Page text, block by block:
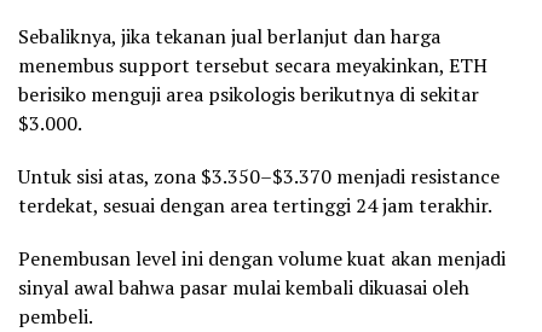
Sebaliknya, jika tekanan jual berlanjut dan harga
menembus support tersebut secara meyakinkan, ETH
berisiko menguji area psikologis berikutnya di sekitar
$3.000.
Untuk sisi atas, zona $3.350–$3.370 menjadi resistance
terdekat, sesuai dengan area tertinggi 24 jam terakhir.
Penembusan level ini dengan volume kuat akan menjadi
sinyal awal bahwa pasar mulai kembali dikuasai oleh
pembeli.